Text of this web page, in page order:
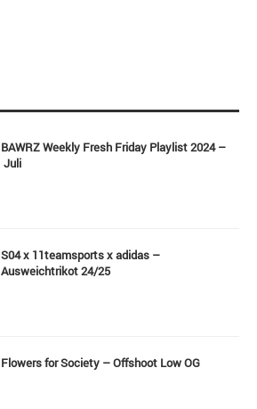
BAWRZ Weekly Fresh Friday Playlist 2024 –
Juli
S04 x 11teamsports x adidas –
Ausweichtrikot 24/25
Flowers for Society – Offshoot Low OG